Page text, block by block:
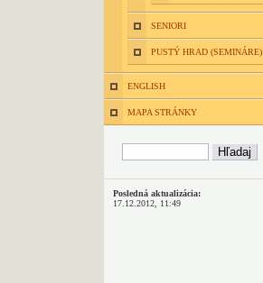
SENIORI
PUSTÝ HRAD (SEMINÁRE)
ENGLISH
MAPA STRÁNKY
Posledná aktualizácia:
17.12.2012, 11:49